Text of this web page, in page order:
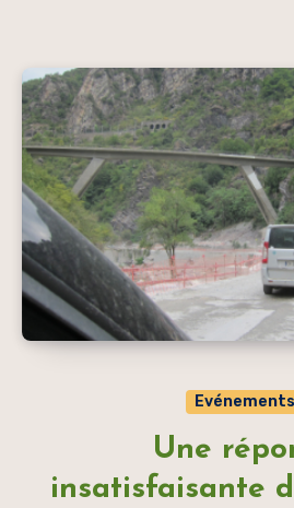
Evénements
Une
insatisfaisante